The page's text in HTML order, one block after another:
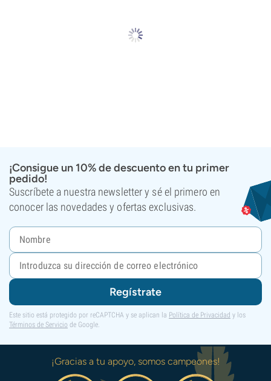
¡Consigue un 10% de descuento en tu primer
pedido!
Suscríbete a nuestra newsletter y sé el primero en
conocer las novedades y ofertas exclusivas.
Regístrate
Este sitio está protegido por reCAPTCHA y se aplican la Política de Privacidad y los
Términos de Servicio de Google.
¡Gracias a tu apoyo, somos campeones!